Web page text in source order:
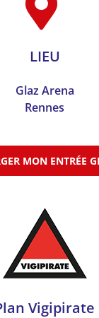
LIEU
Glaz Arena
Rennes
MON ENTRÉE
Vigipirate